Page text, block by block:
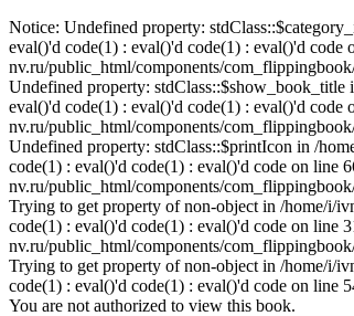
Notice: Undefined property:
eval()'d code(1) : eval()'d code(1) : eval()'d
nv.ru/public_html/components/
Undefined property:
eval()'d code(1) : eval()'d code(1) : eval()'d
nv.ru/public_html/components/
Undefined property: stdClass::$printIcon in /
code(1) : eval()'d code(1) : eval()'d code on line
nv.ru/public_html/components/
Trying to get property of non-object in /home/i/
code(1) : eval()'d code(1) : eval()'d code on line
nv.ru/public_html/components/
Trying to get property of non-object in /home/i/
code(1) : eval()'d code(1) : eval()'d code on line
You are not authorized to view this book.